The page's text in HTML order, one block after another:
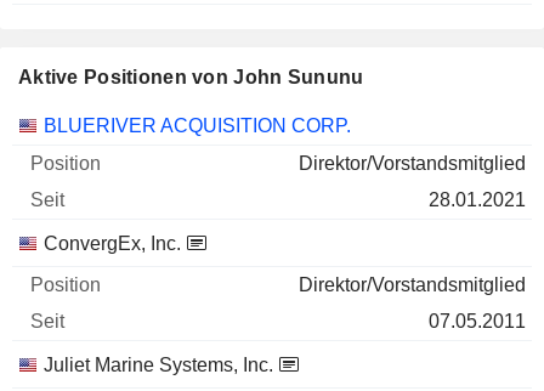
Aktive Positionen von John Sununu
Unternehmen Position Beginn
BLUERIVER ACQUISITION CORP.
Direktor/Vorstandsmitglied
28.01.2021
ConvergEx, Inc.
Direktor/Vorstandsmitglied
07.05.2011
Juliet Marine Systems, Inc.